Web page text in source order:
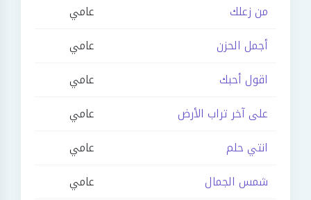
من زعلك
عامي
أجمل الحزن
عامي
اقول أحبك
عامي
على آخر تراب الأرض
عامي
انتي حلم
عامي
شمس الجمال
عامي